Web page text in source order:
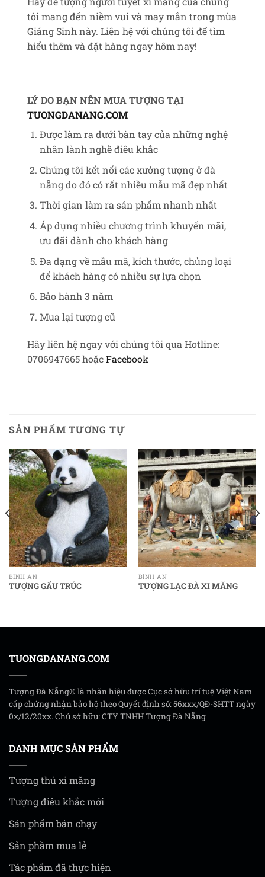
tôi mang đến niềm vui và may mắn trong mùa
Giáng Sinh này. Liên hệ với chúng tôi để tìm
hiểu thêm và đặt hàng ngay hôm nay!
LÝ DO BẠN NÊN MUA TƯỢNG TẠI
TUONGDANANG.COM
Được làm ra dưới bàn tay của những nghệ
nhân lành nghề điêu khắc
Chúng tôi kết nối các xưởng tượng ở đà
nẵng do đó có rất nhiều mẫu mã đẹp nhất
Thời gian làm ra sản phẩm nhanh nhất
Áp dụng nhiều chương trình khuyến mãi,
ưu đãi dành cho khách hàng
Đa dạng về mẫu mã, kích thước, chủng loại
để khách hàng có nhiều sự lựa chọn
Bảo hành 3 năm
Mua lại tượng cũ
Hãy liên hệ ngay với chúng tôi qua Hotline:
0706947665 hoặcFacebook
SẢN PHẨM TƯƠNG TỰ
BÌNH AN
TƯỢNG GẤU TRÚC
BÌNH AN
TƯỢNG LẠC ĐÀ XI MĂNG
TUONGDANANG.COM
Tượng Đà Nẵng® là nhãn hiệu được Cục sở hữu trí tuệ Việt Nam
cấp chứng nhận bảo hộ theo Quyết định số: 56xxx/QĐ-SHTT ngày
0x/12/20xx. Chủ sở hữu: CTY TNHH Tượng Đà Nẵng
DANH MỤC SẢN PHẨM
Tượng thú xi măng
Tượng điêu khắc mới
Sản phẩm bán chạy
Sản phầm mua lẻ
Tác phẩm đã thực hiện